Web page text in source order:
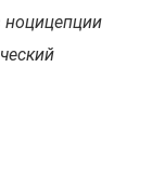
ноцицепции